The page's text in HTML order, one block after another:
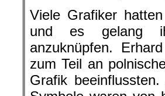
Viele Grafiker
und es gelang
anzuknüpfen.
zum Teil an
Grafik